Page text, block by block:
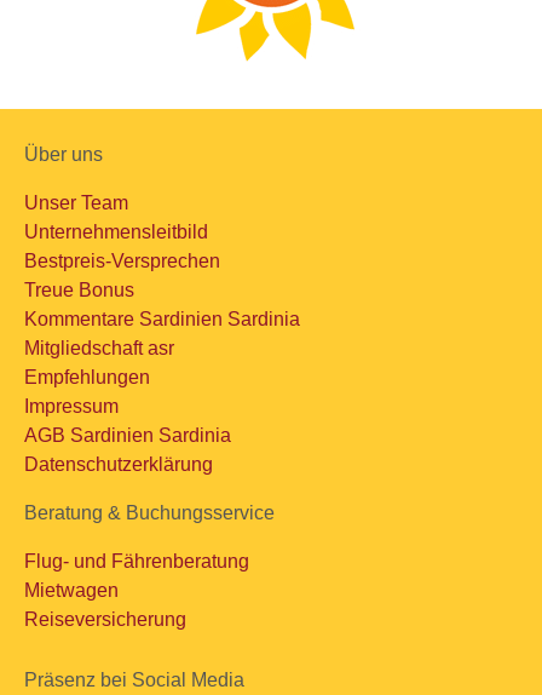
Über uns
Unser Team
Unternehmensleitbild
Bestpreis-Versprechen
Treue Bonus
Kommentare Sardinien Sardinia
Mitgliedschaft asr
Empfehlungen
Impressum
AGB Sardinien Sardinia
Datenschutzerklärung
Beratung & Buchungsservice
Flug- und Fährenberatung
Mietwagen
Reiseversicherung
Präsenz bei Social Media